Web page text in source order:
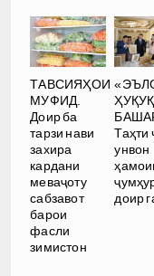
ТАВСИЯҲОИ
МУФИД.
Доир ба
тарзи нави
захира
кардани
меваҷоту
сабзавот
барои
фасли
зимистон
Таҳти
унвон
доир